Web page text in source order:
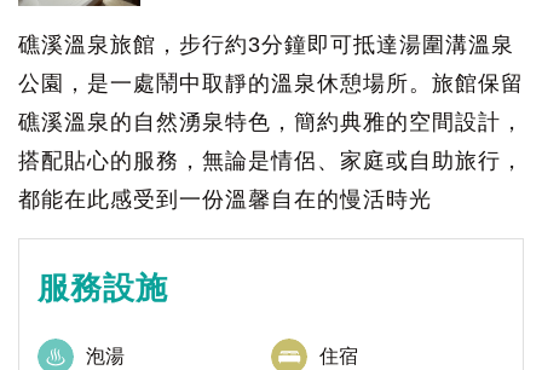
礁溪溫泉旅館，步行約3分鐘即可抵達湯圍溝溫泉
公園，是一處鬧中取靜的溫泉休憩場所。旅館保留
礁溪溫泉的自然湧泉特色，簡約典雅的空間設計，
搭配貼心的服務，無論是情侶、家庭或自助旅行，
都能在此感受到一份溫馨自在的慢活時光
服務設施
泡湯 住宿